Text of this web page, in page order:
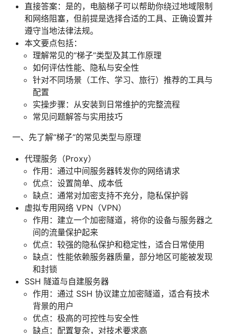
直接答案：是的，电脑梯子可以帮助你绕过地域限制
和网络阻塞，但前提是选择合适的工具、正确设置并
遵守当地法律法规。
本文要点包括：
理解常见的“梯子”类型及其工作原理
如何评估性能、隐私与安全性
针对不同场景（工作、学习、旅行）推荐的工具与
配置
实操步骤：从安装到日常维护的完整流程
常见问题解答与实用技巧
一、先了解“梯子”的常见类型与原理
代理服务（Proxy）
作用：通过中间服务器转发你的网络请求
优点：设置简单、成本低
缺点：通常对加密支持不充分，隐私保护弱
虚拟专用网络 VPN（VPN）
作用：建立一个加密隧道，将你的设备与服务器之
间的流量保护起来
优点：较强的隐私保护和稳定性，适合日常使用
缺点：性能依赖服务器质量，部分地区可能被发现
和封锁
SSH 隧道与自建服务器
作用：通过 SSH 协议建立加密隧道，适合有技术
背景的用户
优点：极高的可控性与安全性
缺点：配置复杂，对技术要求高